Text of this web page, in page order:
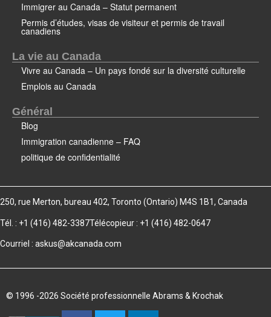
Immigrer au Canada – Statut permanent
Permis d’études, visas de visiteur et permis de travail
canadiens
La vie au Canada
Vivre au Canada – Un pays fondé sur la diversité culturelle
Emplois au Canada
Général
Blog
Immigration canadienne – FAQ
politique de confidentialité
250, rue Merton, bureau 402, Toronto (Ontario) M4S 1B1, Canada
Tél. : +1 (416) 482-3387Télécopieur : +1 (416) 482-0647
Courriel : askus@akcanada.com
© 1996 -2026 Société professionnelle Abrams & Krochak